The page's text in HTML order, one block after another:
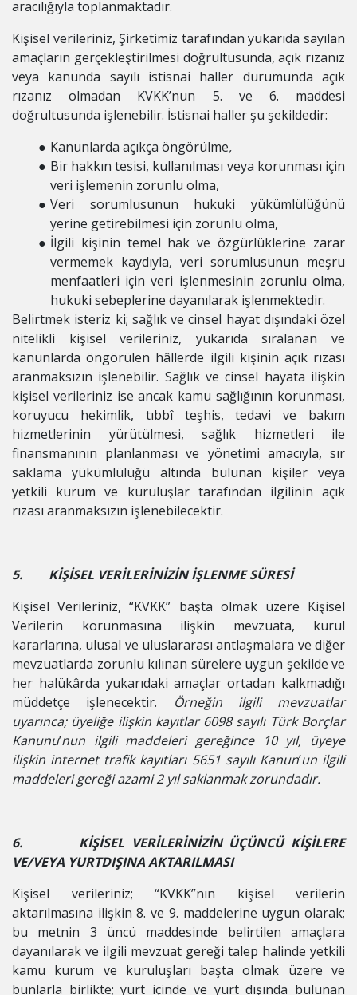
aracılığıyla toplanmaktadır.
Kişisel verileriniz, Şirketimiz tarafından yukarıda sayılan
amaçların gerçekleştirilmesi doğrultusunda, açık rızanız
veya kanunda sayılı istisnai haller durumunda açık
rızanız olmadan KVKK’nun 5. ve 6. maddesi
doğrultusunda işlenebilir. İstisnai haller şu şekildedir:
Kanunlarda açıkça öngörülme,
Bir hakkın tesisi, kullanılması veya korunması için
veri işlemenin zorunlu olma,
Veri sorumlusunun hukuki yükümlülüğünü
yerine getirebilmesi için zorunlu olma,
İlgili kişinin temel hak ve özgürlüklerine zarar
vermemek kaydıyla, veri sorumlusunun meşru
menfaatleri için veri işlenmesinin zorunlu olma,
hukuki sebeplerine dayanılarak işlenmektedir.
Belirtmek isteriz ki; sağlık ve cinsel hayat dışındaki özel
nitelikli kişisel verileriniz, yukarıda sıralanan ve
kanunlarda öngörülen hâllerde ilgili kişinin açık rızası
aranmaksızın işlenebilir. Sağlık ve cinsel hayata ilişkin
kişisel verileriniz ise ancak kamu sağlığının korunması,
koruyucu hekimlik, tıbbî teşhis, tedavi ve bakım
hizmetlerinin yürütülmesi, sağlık hizmetleri ile
finansmanının planlanması ve yönetimi amacıyla, sır
saklama yükümlülüğü altında bulunan kişiler veya
yetkili kurum ve kuruluşlar tarafından ilgilinin açık
rızası aranmaksızın işlenebilecektir.
5. KİŞİSEL VERİLERİNİZİN İŞLENME SÜRESİ
Kişisel Verileriniz, “KVKK” başta olmak üzere Kişisel
Verilerin korunmasına ilişkin mevzuata, kurul
kararlarına, ulusal ve uluslararası antlaşmalara ve diğer
mevzuatlarda zorunlu kılınan sürelere uygun şekilde ve
her halükârda yukarıdaki amaçlar ortadan kalkmadığı
müddetçe işlenecektir. Örneğin ilgili mevzuatlar
uyarınca; üyeliğe ilişkin kayıtlar 6098 sayılı Türk Borçlar
Kanunu’nun ilgili maddeleri gereğince 10 yıl, üyeye
ilişkin internet trafik kayıtları 5651 sayılı Kanun’un ilgili
maddeleri gereği azami 2 yıl saklanmak zorundadır.
6. KİŞİSEL VERİLERİNİZİN ÜÇÜNCÜ KİŞİLERE
VE/VEYA YURTDIŞINA AKTARILMASI
Kişisel verileriniz; “KVKK”nın kişisel verilerin
aktarılmasına ilişkin 8. ve 9. maddelerine uygun olarak;
bu metnin 3 üncü maddesinde belirtilen amaçlara
dayanılarak ve ilgili mevzuat gereği talep halinde yetkili
kamu kurum ve kuruluşları başta olmak üzere ve
bunlarla birlikte; yurt içinde ve yurt dışında bulunan